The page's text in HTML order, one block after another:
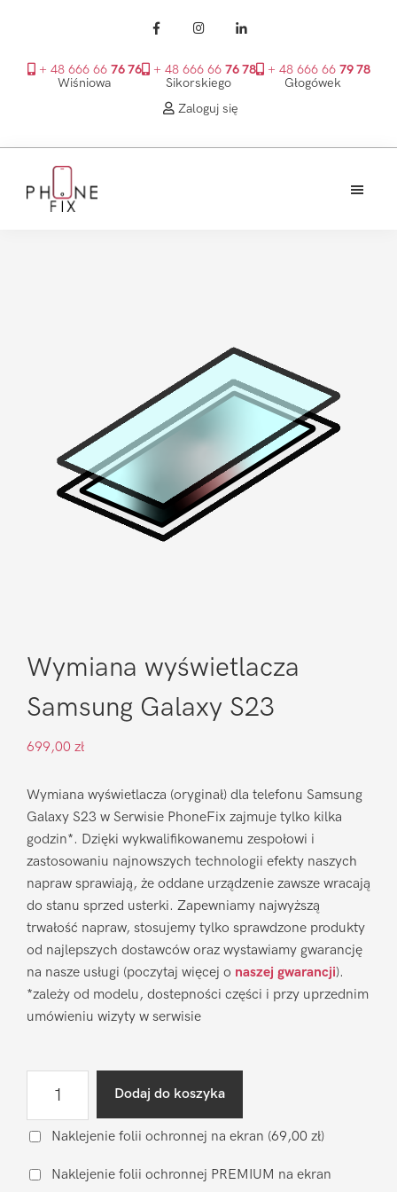
+ 48 666 66 76 76
Wiśniowa
+ 48 666 66 76 78
Sikorskiego
+ 48 666 66 79 78
Głogówek
Zaloguj się
głównego
Wymiana wyświetlacza
Samsung Galaxy S23
699,00 zł
Wymiana wyświetlacza (oryginał) dla telefonu Samsung
Galaxy S23 w Serwisie PhoneFix zajmuje tylko kilka
godzin*. Dzięki wykwalifikowanemu zespołowi i
zastosowaniu najnowszych technologii efekty naszych
napraw sprawiają, że oddane urządzenie zawsze wracają
do stanu sprzed usterki. Zapewniamy najwyższą
trwałość napraw, stosujemy tylko sprawdzone produkty
od najlepszych dostawców oraz wystawiamy gwarancję
na nasze usługi (poczytaj więcej o naszej gwarancji).
*zależy od modelu, dostepności części i przy uprzednim
umówieniu wizyty w serwisie
wyświetlacza
Galaxy
Dodaj do koszyka
Naklejenie folii ochronnej na ekran (69,00 zł)
Naklejenie folii ochronnej PREMIUM na ekran